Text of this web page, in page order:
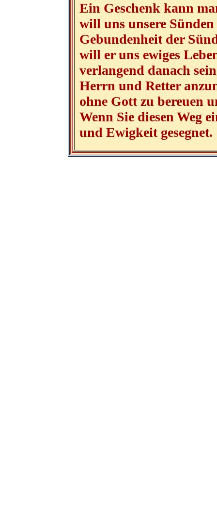
Ein Geschenk kann
will uns unsere
Gebundenheit der
will er uns ewiges
verlangend danach
Herrn und Retter
ohne Gott zu bereuen
Wenn Sie diesen Weg
und Ewigkeit gesegnet.